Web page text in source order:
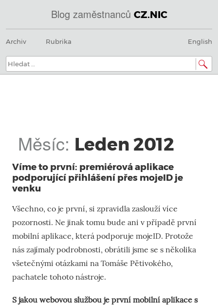
Blog zaměstnanců CZ.NIC
@
IN
SOA
nic.cz.
Menu
na
Archiv Rubrika English
Hledat:
Měsíc: Leden 2012
Víme to první: premiérová aplikace
podporující přihlášení přes mojeID je
venku
Všechno, co je první, si zpravidla zaslouží více
pozornosti. Ne jinak tomu bude ani v případě první
mobilní aplikace, která podporuje mojeID. Protože
nás zajímaly podrobnosti, obrátili jsme se s několika
všetečnými otázkami na Tomáše Pětivokého,
pachatele tohoto nástroje.
S jakou webovou službou je první mobilní aplikace s